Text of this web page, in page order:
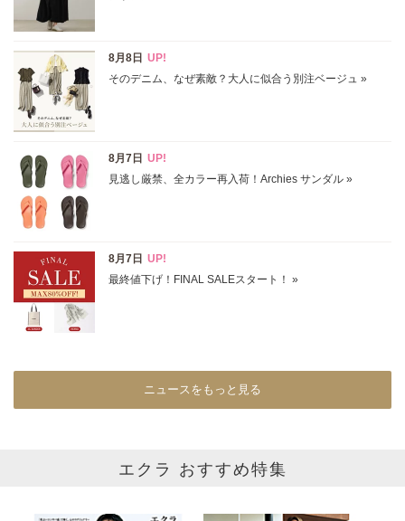
すべて 新着
SALE商品
再入荷
在庫あり
カラー
ホワイト
レッド
シルバー
ニュースをもっと見る
エクラ おすすめ特集